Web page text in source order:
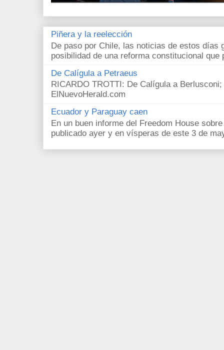
Piñera y la reelección
De paso por Chile, las noticias de estos días
posibilidad de una reforma constitucional
De Calígula a Petraeus
RICARDO TROTTI: De Calígula a
ElNuevoHerald.com
Ecuador y Paraguay caen
En un buen informe del Freedom House
publicado ayer y en vísperas de este 3 de